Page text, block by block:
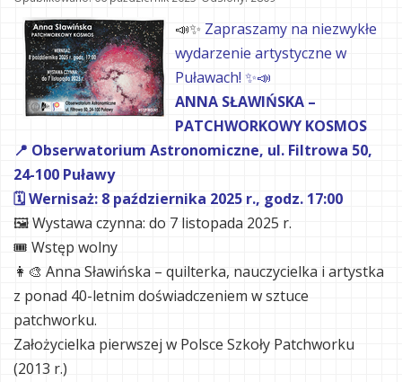
📣✨ Zapraszamy na niezwykłe
wydarzenie artystyczne w
Puławach! ✨📣
ANNA SŁAWIŃSKA –
PATCHWORKOWY KOSMOS
📍 Obserwatorium Astronomiczne, ul. Filtrowa 50,
24-100 Puławy
🗓 Wernisaż: 8 października 2025 r., godz. 17:00
🖼 Wystawa czynna: do 7 listopada 2025 r.
🎟 Wstęp wolny
👩‍🎨 Anna Sławińska – quilterka, nauczycielka i artystka
z ponad 40-letnim doświadczeniem w sztuce
patchworku.
Założycielka pierwszej w Polsce Szkoły Patchworku
(2013 r.)